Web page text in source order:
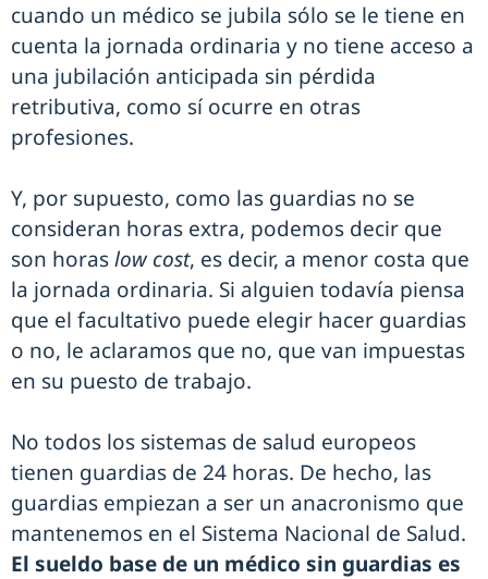
cuando un médico se jubila sólo se le tiene en
cuenta la jornada ordinaria y no tiene acceso a
una jubilación anticipada sin pérdida
retributiva, como sí ocurre en otras
profesiones.
Y, por supuesto, como las guardias no se
consideran horas extra, podemos decir que
son horaslow cost, es decir, a menor costa que
la jornada ordinaria. Si alguien todavía piensa
que el facultativo puede elegir hacer guardias
o no, le aclaramos que no, que van impuestas
en su puesto de trabajo.
No todos los sistemas de salud europeos
tienen guardias de 24 horas. De hecho, las
guardias empiezan a ser un anacronismo que
mantenemos en el Sistema Nacional de Salud.
El sueldo base de un médico sin guardias es